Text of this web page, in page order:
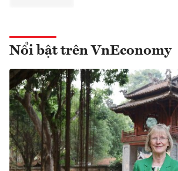
Nổi bật trên VnEconomy